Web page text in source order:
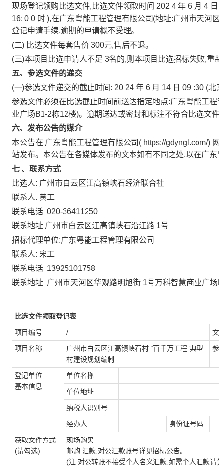
现场登记领购比选文件,比选文件领取时间 202 4 年 6 月 4
16: 0 0 时 ),在广东粤能工程管理有限公司(地址:广州市天河
登记申请手续,逾期的申请概不受理。
(二) 比选文件每套售价 300元,售后不退。
(三)本项目比选申请人不足 3名的,则本项目比选招标失败,重
五、参选文件的递交
(一)参选文件递交的截止时间: 20 24 年 6 月 14 日 09 :30 (北
参选文件必须在比选截止时间前送达指定地点:广东粤能工
业广场B1-2栋12楼)。逾期送达或密封和标注不符合比选文
六、发布公告的媒介
本公告在 广东粤能工程管理有限公司( https://gdyngl.com/)
站发布。本公告在各媒体发布的文本如有不同之处,以在广
七 、联系方式
比选人: 广州市白云区江高镇峡石经济联合社
联系人: 黄工
联系电话: 020-36411250
联系地址:广州市白云区江高镇峡石沿江路 1号
招标代理单位:广东粤能工程管理有限公司
联系人: 宋工
联系电话: 13925101758
联系地址: 广州市天河区华观路明旭街 1号万科智慧商业广
比选文件领取登记表
项目编号 /
项目名称 广州市白云区江高镇峡石村 “百千万工程”典型
村建设规划编制
登记单位
基本信息
单位名称
单位地址
纳税人识别号
经办人 身份证号码
获取文件方式
(请勾选)
现场购买
邮购 汇款,对公汇款账号详见招标公告。
(注:对公转账不接受个人名义汇款,如需个人汇款请